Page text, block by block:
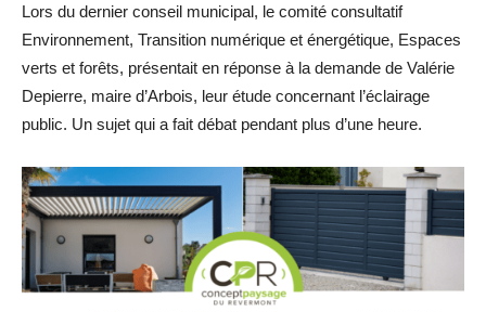
Lors du dernier conseil municipal, le comité consultatif
Environnement, Transition numérique et énergétique, Espaces
verts et forêts, présentait en réponse à la demande de Valérie
Depierre, maire d’Arbois, leur étude concernant l’éclairage
public. Un sujet qui a fait débat pendant plus d’une heure.